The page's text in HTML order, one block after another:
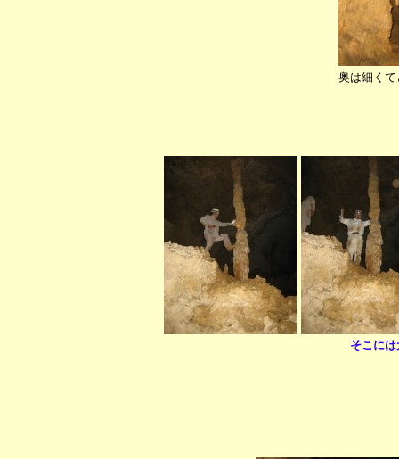
奥は細く
そこに